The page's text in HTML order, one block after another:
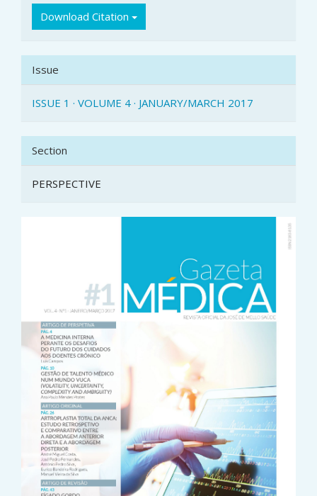
Download Citation
Issue
ISSUE 1 · VOLUME 4 · JANUARY/MARCH 2017
Section
PERSPECTIVE